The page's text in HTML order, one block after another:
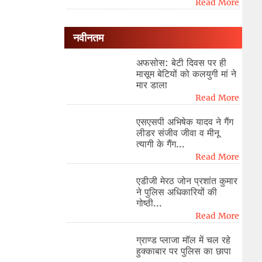
Read More
नवीनतम
अफसोस: बेटी दिवस पर ही
मासूम बेटियों को कलयुगी मां ने
मार डाला
Read More
एसएसपी अभिषेक यादव ने गैंग
लीडर संजीव जीवा व मीनू
त्यागी के गैंग...
Read More
एडीजी मेरठ जोन प्रशांत कुमार
ने पुलिस अधिकारियों की
गोष्ठी...
Read More
ग्राण्ड प्लाजा मॉल में चल रहे
हुक्काबार पर पुलिस का छापा